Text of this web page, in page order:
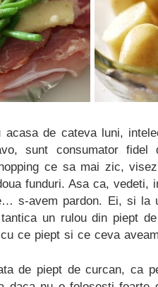
acasa de cateva luni,
sunt consumator
ce sa mai zic,
funduri. Asa ca, vedeti,
s-avem pardon. Ei, si la
un rulou din piept
ce piept si ce ceva
de piept de curcan, ca